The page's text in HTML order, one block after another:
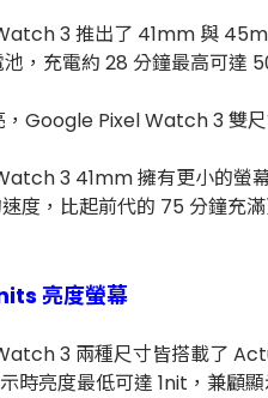
3 推出了 41mm 與
，充電約 28 分鐘最高可達
3 41mm 擁有更小的螢
度，比起前代的 75 分鐘充滿
亮度螢幕
3 兩種尺寸皆搭載了
時亮度最低可達 1nit，兼顧顯